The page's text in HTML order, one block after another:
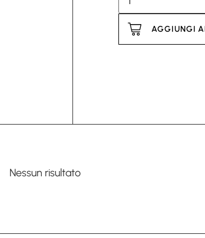
AGGIUNGI
Nessun risultato